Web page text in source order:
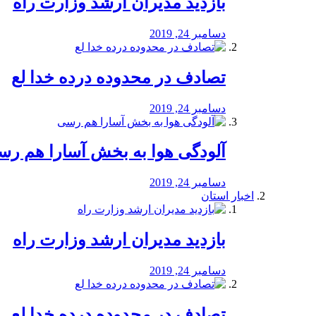
دسامبر 24, 2019
تصادف در محدوده درده خدا لع
دسامبر 24, 2019
آلودگی هوا به بخش آسارا هم
دسامبر 24, 2019
اخبار استان
بازدید مدیران ارشد وزارت راه
دسامبر 24, 2019